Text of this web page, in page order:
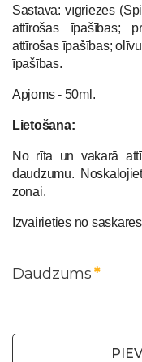
Sastāvā: vīgriezes
attīrošas īpašības;
attīrošas īpašības;
īpašības.
Apjoms - 50ml.
Lietošana:
No rīta un vakarā
daudzumu.
zonai.
Izvairieties no
Daudzums